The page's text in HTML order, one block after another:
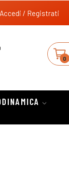
Accedi / Registrati
0